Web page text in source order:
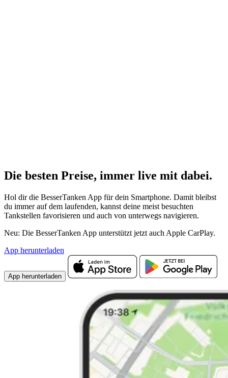
Die besten Preise, immer live mit dabei.
Hol dir die BesserTanken App für dein Smartphone. Damit bleibst
du immer auf dem laufenden, kannst deine meist besuchten
Tankstellen favorisieren und auch von unterwegs navigieren.
Neu: Die BesserTanken App unterstützt jetzt auch Apple CarPlay.
App herunterladen
App herunterladen